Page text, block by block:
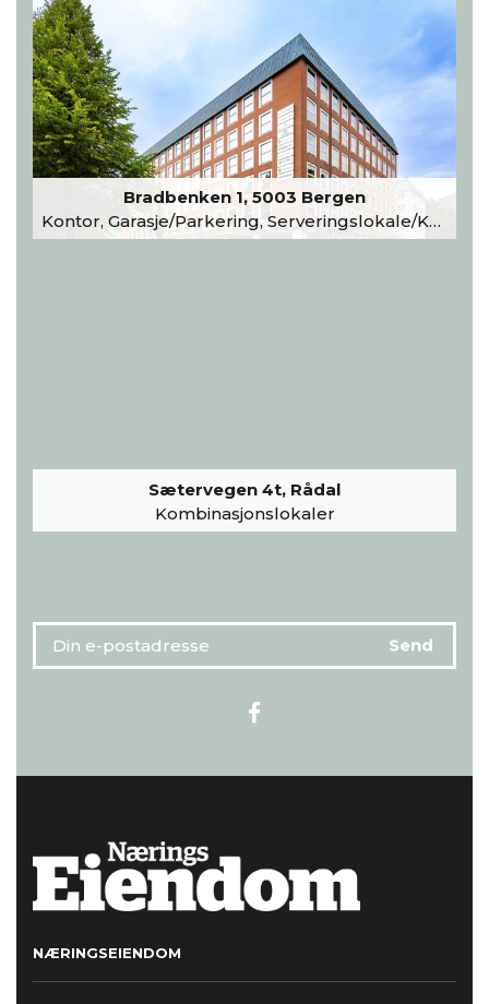
Bradbenken 1, 5003 Bergen
Kontor, Garasje/Parkering, Serveringslokale/Kantine, Undervisning/Arrangement
Sætervegen 4t, Rådal
Kombinasjonslokaler
NÆRINGSEIENDOM